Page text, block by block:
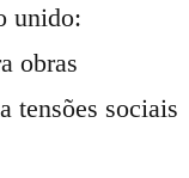
unido:
obras
tensões sociais